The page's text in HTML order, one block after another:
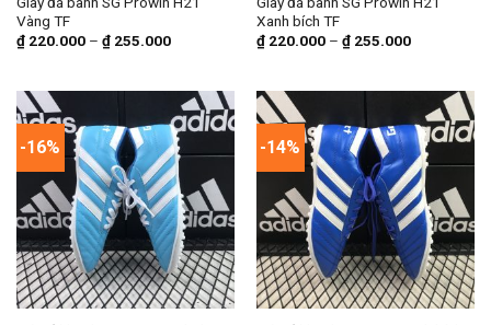
Vàng TF
₫220.000– ₫255.000
Xanh bích TF
₫220.000– ₫255.000
-16% -14%